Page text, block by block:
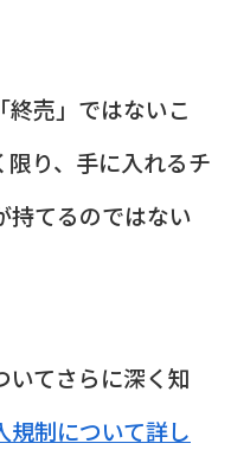
終売」ではないこ
限り、手に入れるチ
持てるのではない
いてさらに深く知
規制について詳し